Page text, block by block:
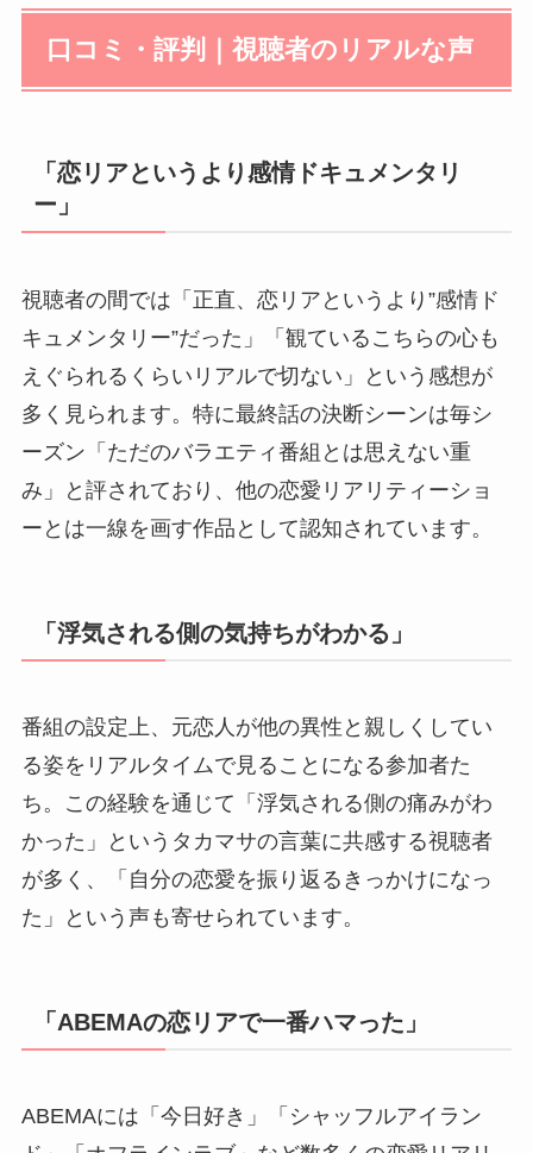
口コミ・評判｜視聴者のリアルな声
「恋リアというより感情ドキュメンタリ
ー」
視聴者の間では「正直、恋リアというより”感情ド
キュメンタリー”だった」「観ているこちらの心も
えぐられるくらいリアルで切ない」という感想が
多く見られます。特に最終話の決断シーンは毎シ
ーズン「ただのバラエティ番組とは思えない重
み」と評されており、他の恋愛リアリティーショ
ーとは一線を画す作品として認知されています。
「浮気される側の気持ちがわかる」
番組の設定上、元恋人が他の異性と親しくしてい
る姿をリアルタイムで見ることになる参加者た
ち。この経験を通じて「浮気される側の痛みがわ
かった」というタカマサの言葉に共感する視聴者
が多く、「自分の恋愛を振り返るきっかけになっ
た」という声も寄せられています。
「ABEMAの恋リアで一番ハマった」
ABEMAには「今日好き」「シャッフルアイラン